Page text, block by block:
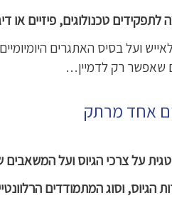
טכנולוגים, פיזיים או
ועל בסיס האתגרים
אחד מרתק
על צרכי הגיוס ועל
הגיוס, וסוג המתמודדים